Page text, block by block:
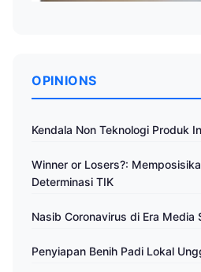
OPINIONS
Kendala Non Teknologi Produk
Winner or Losers?:
Determinasi TIK
Nasib Coronavirus di Era Media
Penyiapan Benih Padi Lokal